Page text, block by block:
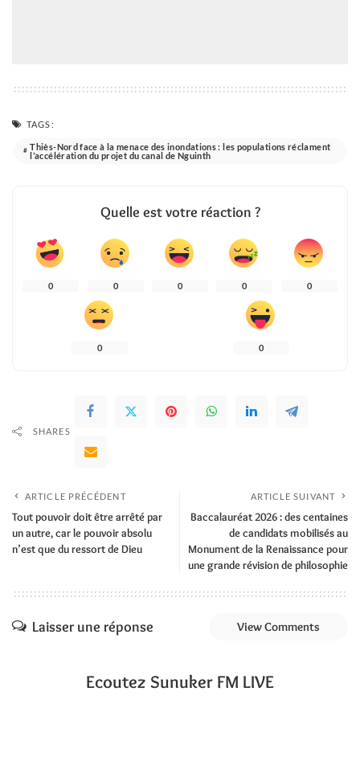
TAGS:
Thiès-Nord face à la menace des inondations : les populations réclament
l’accélération du projet du canal de Nguinth
Quelle est votre réaction ?
0 0 0 0 0
0 0
SHARES
ARTICLE PRÉCÉDENT
Tout pouvoir doit être arrêté par
un autre, car le pouvoir absolu
n’est que du ressort de Dieu
ARTICLE SUIVANT
Baccalauréat 2026 : des centaines
de candidats mobilisés au
Monument de la Renaissance pour
une grande révision de philosophie
Laisser une réponse View Comments
Ecoutez Sunuker FM LIVE